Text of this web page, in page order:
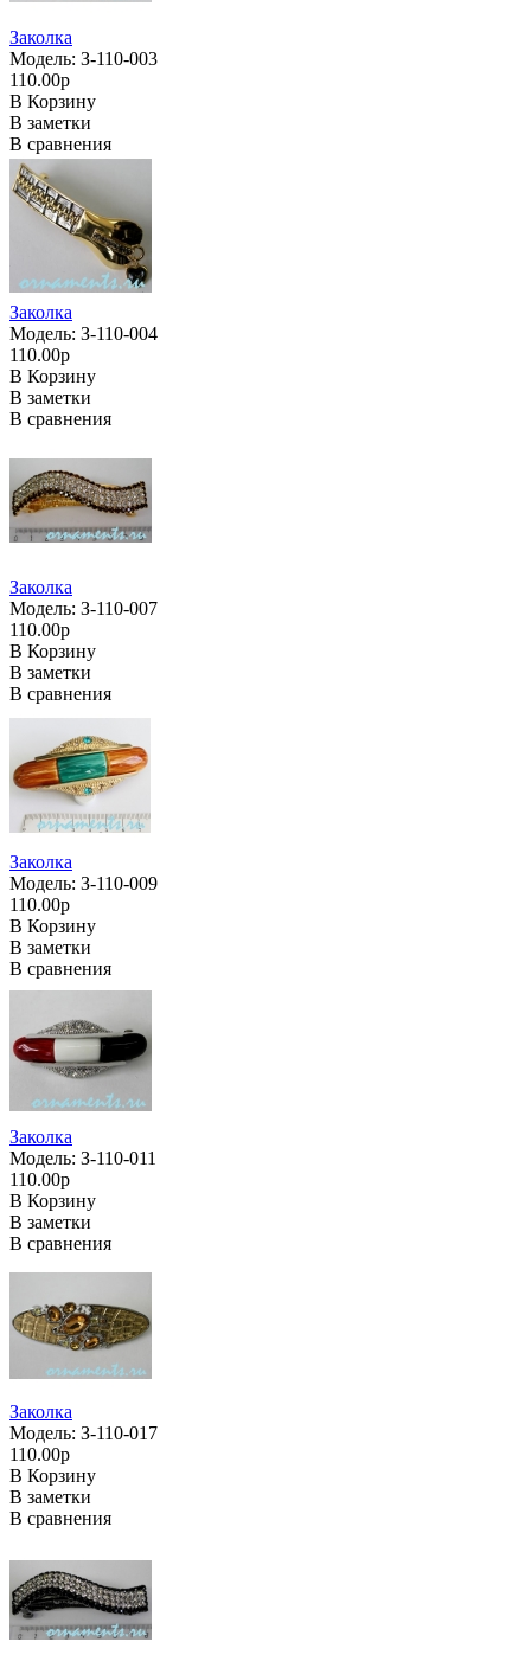
Заколка
Модель: З-110-003
110.00р
В Корзину
В заметки
В сравнения
Заколка
Модель: З-110-004
110.00р
В Корзину
В заметки
В сравнения
Заколка
Модель: З-110-007
110.00р
В Корзину
В заметки
В сравнения
Заколка
Модель: З-110-009
110.00р
В Корзину
В заметки
В сравнения
Заколка
Модель: З-110-011
110.00р
В Корзину
В заметки
В сравнения
Заколка
Модель: З-110-017
110.00р
В Корзину
В заметки
В сравнения